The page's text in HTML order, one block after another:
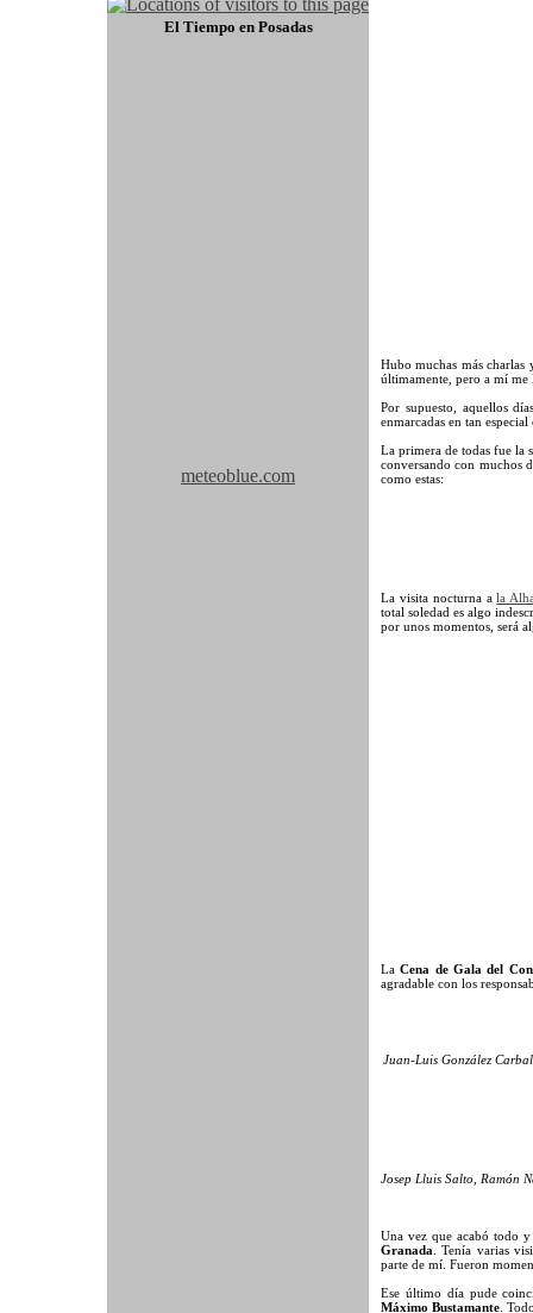
El Tiempo en Posadas
meteoblue.com
Hubo muchas más charlas
últimamente, pero a mí me
Por supuesto, aquellos
enmarcadas en tan
La primera de todas fue la
conversando con muchos
como estas:
La visita nocturna ala
total soledad es algo
por unos momentos, será
LaCena de Gala del
agradable con los
Juan-Luis González
Josep Lluis Salto, Ramón
Una vez que acabó todo
Granada . Tenía varias
parte de mí. Fueron
Ese último día pude
Máximo Bustamante .